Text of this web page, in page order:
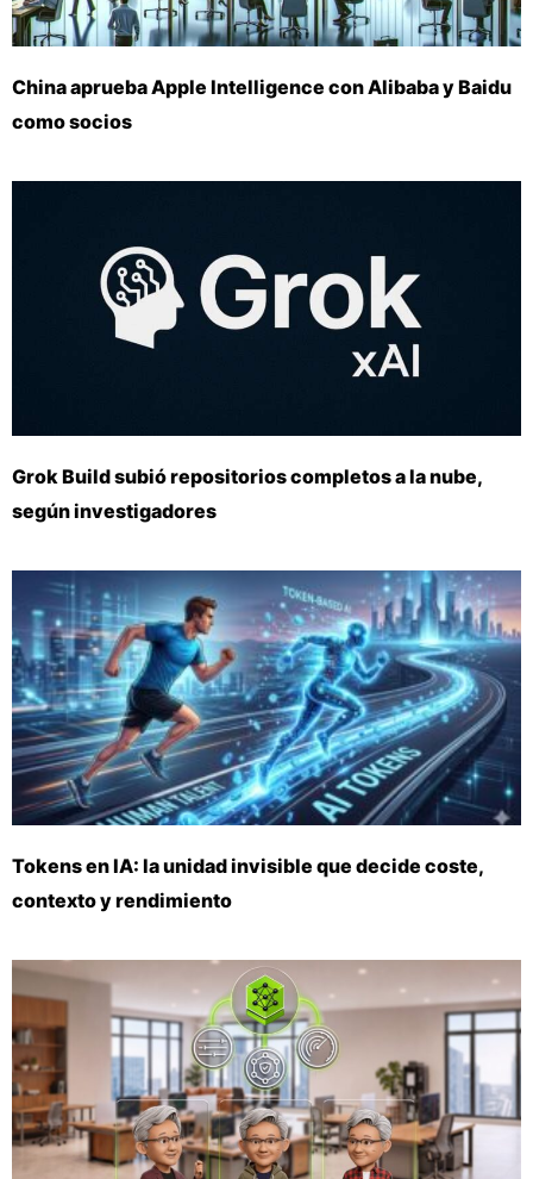
China aprueba Apple Intelligence con Alibaba y Baidu
como socios
Grok Build subió repositorios completos a la nube,
según investigadores
Tokens en IA: la unidad invisible que decide coste,
contexto y rendimiento